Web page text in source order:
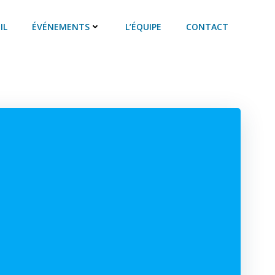
ÉVÉNEMENTS L’ÉQUIPE CONTACT